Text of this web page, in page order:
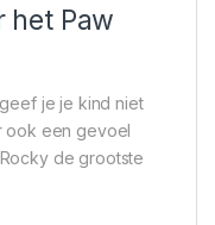
het Paw
je je kind niet
ook een gevoel
de grootste